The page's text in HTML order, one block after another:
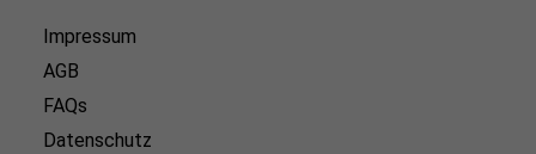
Impressum
AGB
FAQs
Datenschutz